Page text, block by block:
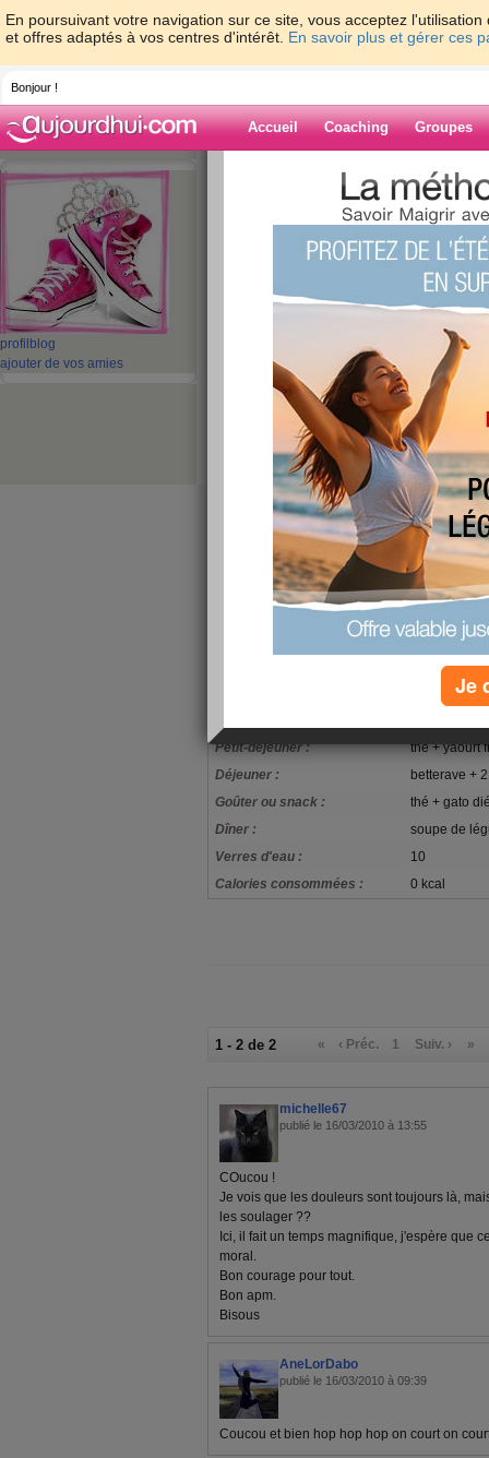
En poursuivant votre navigation sur ce site, vous acceptez
et offres adaptés à vos centres d'intérêt. En savoir plus et gérer ces
Bonjour !
Accueil Coaching Groupes
profil blog
ajouter de vos amies
> GOURMANDE44
Blog de
MARDI 16 MARS
Eh bien pour aujourd'hui, on va faire au plus
même journée.
Boulot + linge + cuisine + courses + sport des
anniversaires + sinistre Xynthia et ses papiers
et si y'a rien qui se rajoute, ce sera bien !
Trop mal aux mains, coudes et épaules, ça
Je viendrai prendre du bon temps chez vous
Heureusement le soleil est là , les oiseaux
Petit-déjeuner :
thé + yaourt
Déjeuner :
betterave +
Goûter ou snack :
thé + gato
Dîner :
soupe de
Verres d'eau :
10
Calories consommées :
0 kcal
1 - 2 de 2 « ‹ Préc. 1 Suiv. › »
michelle67
publié le 16/03/2010 à 13:55
COucou !
Je vois que les douleurs sont toujours là,
les soulager ??
Ici, il fait un temps magnifique, j'espère que
moral.
Bon courage pour tout.
Bon apm.
Bisous
AneLorDabo
publié le 16/03/2010 à 09:39
Coucou et bien hop hop hop on court on
Je